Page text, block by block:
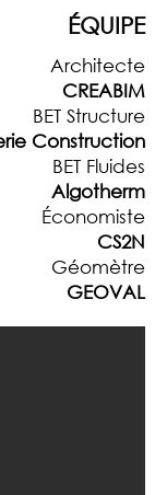
ÉQUIPE
Architecte
CREABIM
BET Structure
Construction
BET Fluides
Algotherm
Économiste
CS2N
Géomètre
GEOVAL